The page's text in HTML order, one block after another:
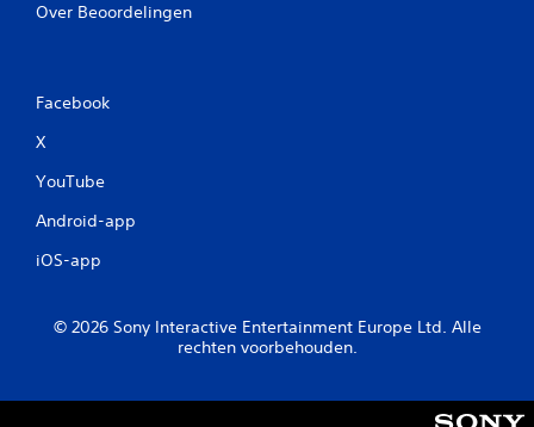
Over Beoordelingen
Facebook
X
YouTube
Android-app
iOS-app
© 2026 Sony Interactive Entertainment Europe Ltd. Alle
rechten voorbehouden.